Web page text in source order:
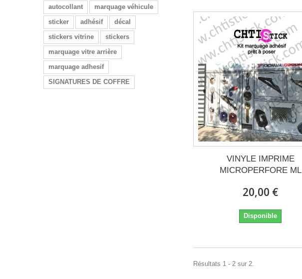
autocollant
marquage véhicule
sticker
adhésif
décal
stickers vitrine
stickers
marquage vitre arrière
marquage adhesif
SIGNATURES DE COFFRE
VINYLE IMPRIME
MICROPERFORE ML
20,00 €
Disponible
Résultats 1 - 2 sur 2.